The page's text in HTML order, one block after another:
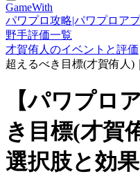
GameWith
パワプロ攻略|パワプロア
野手評価一覧
才賀侑人のイベントと評価
超えるべき目標(才賀侑人)
【パワプロ
き目標(才賀
選択肢と効